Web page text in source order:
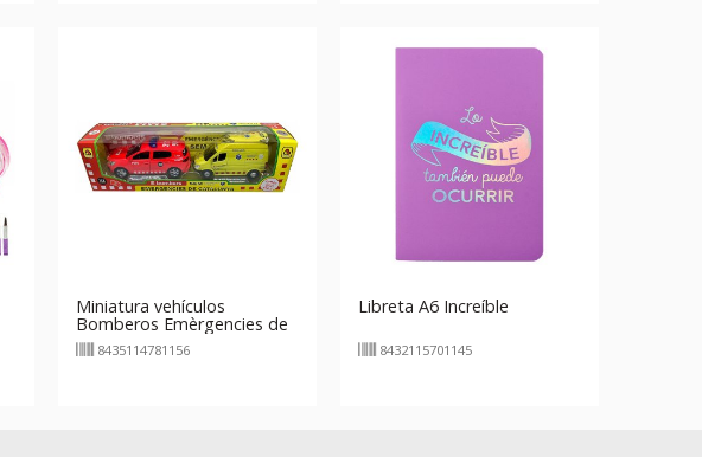
Miniatura vehículos
Bomberos Emèrgencies de
Catalunya GT-8115
8435114781156
Libreta A6 Increíble
8432115701145